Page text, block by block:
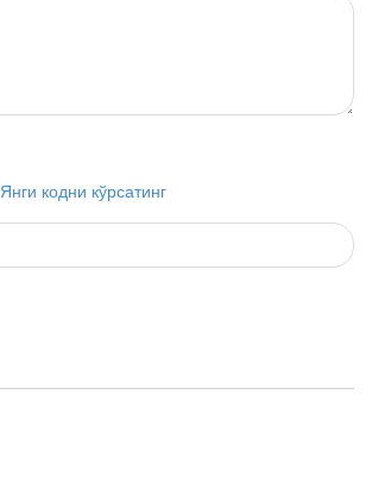
Янги кодни кўрсатинг